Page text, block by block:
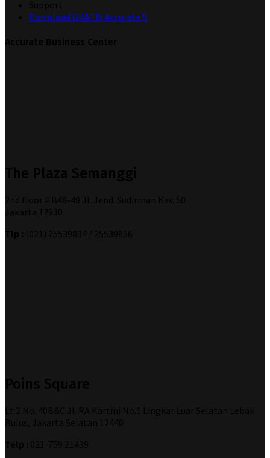
Download GRATIS Accurate 5